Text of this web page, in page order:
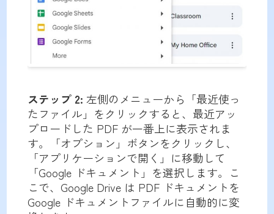
ステップ 2: 左側のメニューから「最近使っ
たファイル」をクリックすると、最近アッ
プロードした PDF が一番上に表示されま
す。「オプション」ボタンをクリックし、
「アプリケーションで開く」に移動して
「Google ドキュメント」を選択します。こ
こで、Google Drive は PDF ドキュメントを
Google ドキュメントファイルに自動的に変